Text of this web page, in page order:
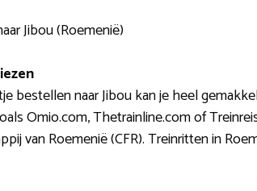
Jibou (Roemenië)
bestellen naar Jibou kan je heel
Omio.com, Thetrainline.com of
van Roemenië (CFR). Treinritten in